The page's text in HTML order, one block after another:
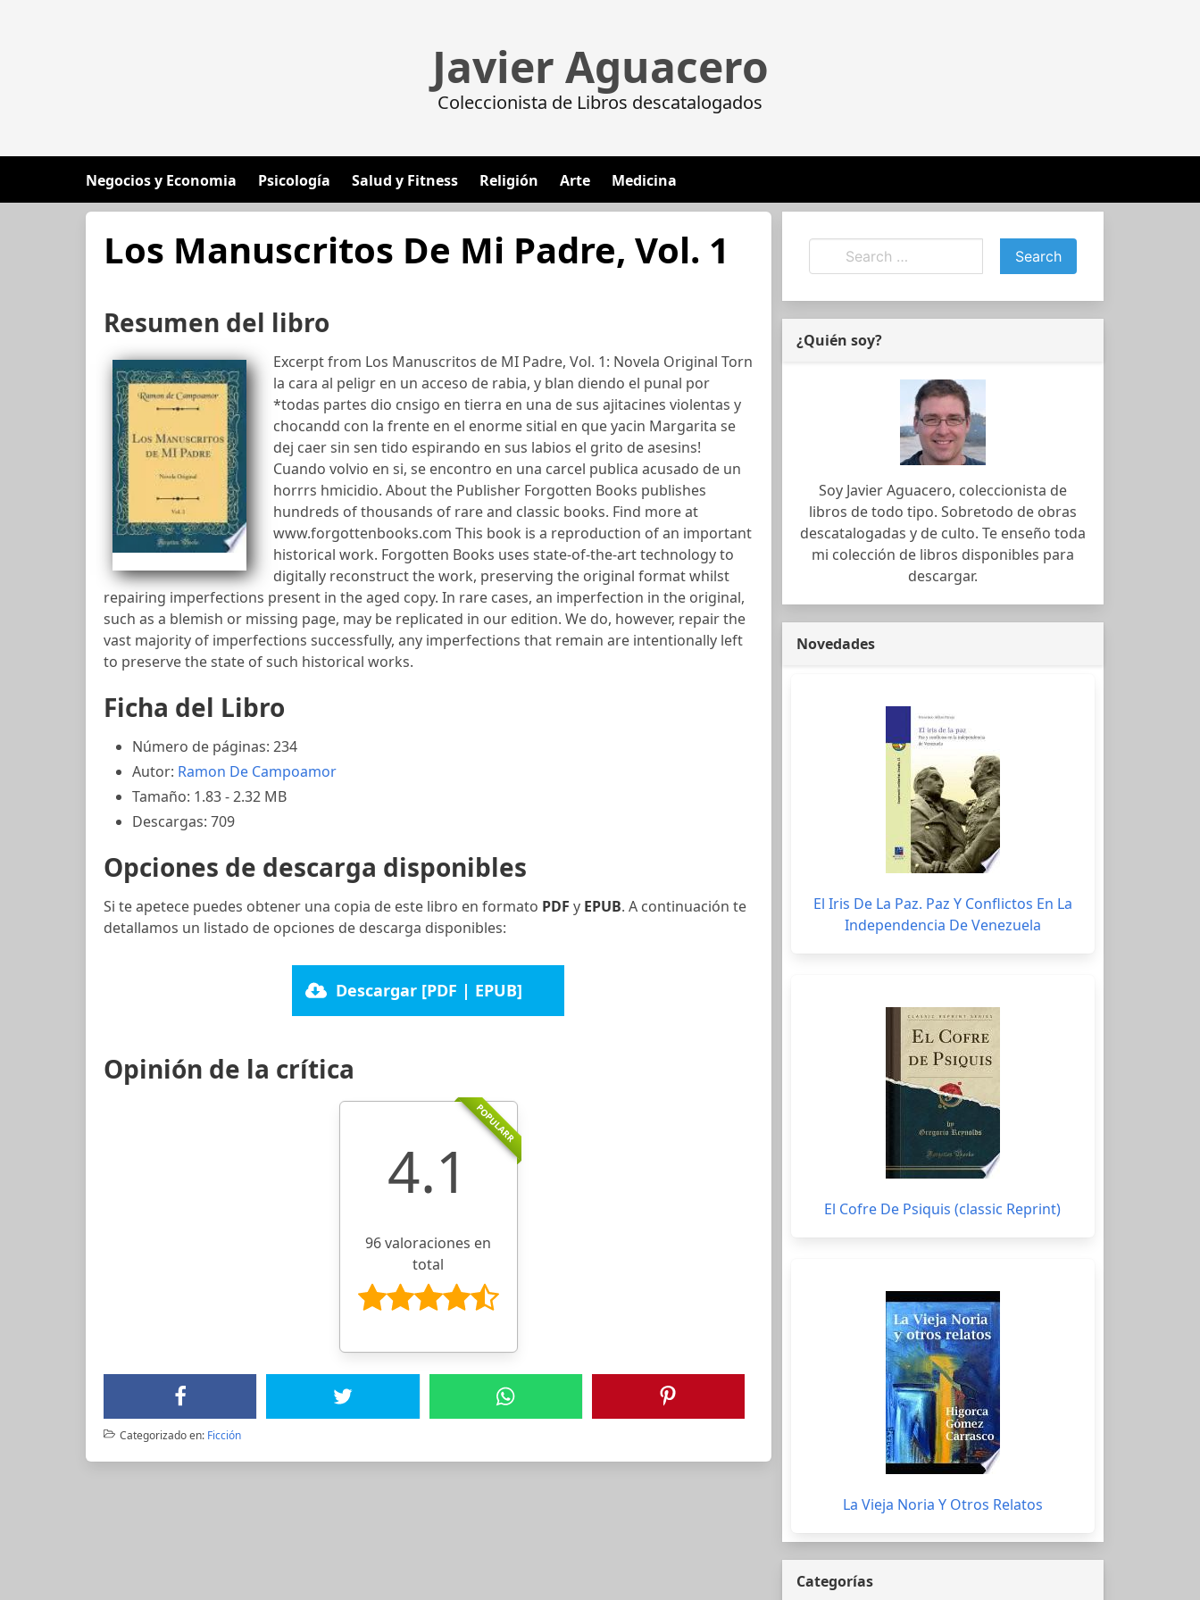
Javier Aguacero
Coleccionista de Libros descatalogados
Negocios y Economia Psicología Salud y Fitness Religión Arte Medicina
Los Manuscritos De Mi Padre, Vol. 1
Resumen del libro
Excerpt from Los Manuscritos de MI Padre, Vol. 1: Novela Original Torn
la cara al peligr en un acceso de rabia, y blan diendo el punal por
*todas partes dio cnsigo en tierra en una de sus ajitacines violentas y
chocandd con la frente en el enorme sitial en que yacin Margarita se
dej caer sin sen tido espirando en sus labios el grito de asesins!
Cuando volvio en si, se encontro en una carcel publica acusado de un
horrrs hmicidio. About the Publisher Forgotten Books publishes
hundreds of thousands of rare and classic books. Find more at
www.forgottenbooks.com This book is a reproduction of an important
historical work. Forgotten Books uses state-of-the-art technology to
digitally reconstruct the work, preserving the original format whilst
repairing imperfections present in the aged copy. In rare cases, an imperfection in the original,
such as a blemish or missing page, may be replicated in our edition. We do, however, repair the
vast majority of imperfections successfully, any imperfections that remain are intentionally left
to preserve the state of such historical works.
Ficha del Libro
Número de páginas: 234
Autor: Ramon De Campoamor
Tamaño: 1.83 - 2.32 MB
Descargas: 709
Opciones de descarga disponibles
Si te apetece puedes obtener una copia de este libro en formato PDF y EPUB. A continuación te
detallamos un listado de opciones de descarga disponibles:
Descargar [PDF | EPUB]
Opinión de la crítica
POPULARR
4.1
96 valoraciones en
total
Categorizado en: Ficción
¿Quién soy?
Soy Javier Aguacero, coleccionista de
libros de todo tipo. Sobretodo de obras
descatalogadas y de culto. Te enseño toda
mi colección de libros disponibles para
descargar.
Novedades
El Iris De La Paz. Paz Y Conflictos En La
Independencia De Venezuela
El Cofre De Psiquis (classic Reprint)
La Vieja Noria Y Otros Relatos
Categorías